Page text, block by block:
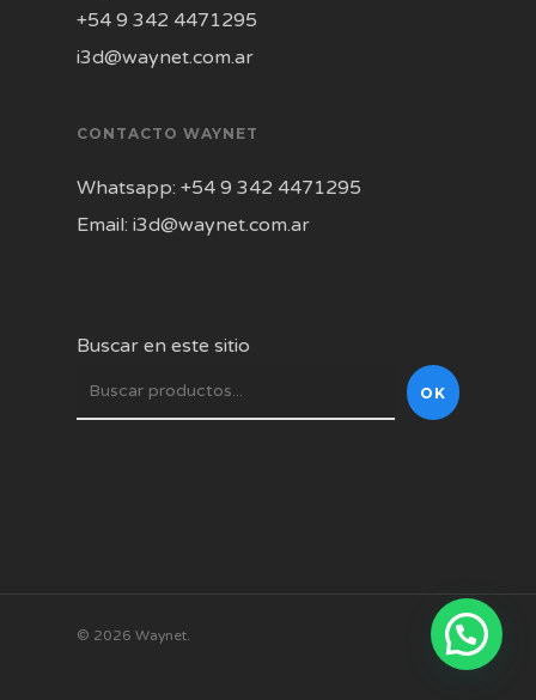
+54 9 342 4471295
i3d@waynet.com.ar
CONTACTO WAYNET
Whatsapp: +54 9 342 4471295
Email: i3d@waynet.com.ar
Buscar en este sitio
OK
© 2026 Waynet.